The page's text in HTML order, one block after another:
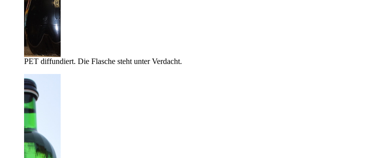
PET diffundiert. Die Flasche steht unter Verdacht.